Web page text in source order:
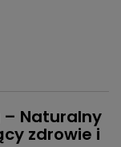
– Naturalny
zdrowie i